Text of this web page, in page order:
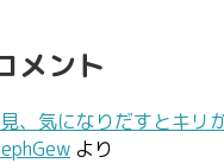
メント
、気になりだすとキリ
より